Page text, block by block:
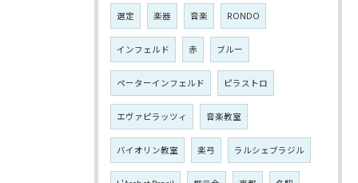
選定 楽器 音楽 RONDO
インフェルド 赤 ブルー
ペーターインフェルド ピラストロ
エヴァピラッツィ 音楽教室
バイオリン教室 楽弓 ラルシェブラジル